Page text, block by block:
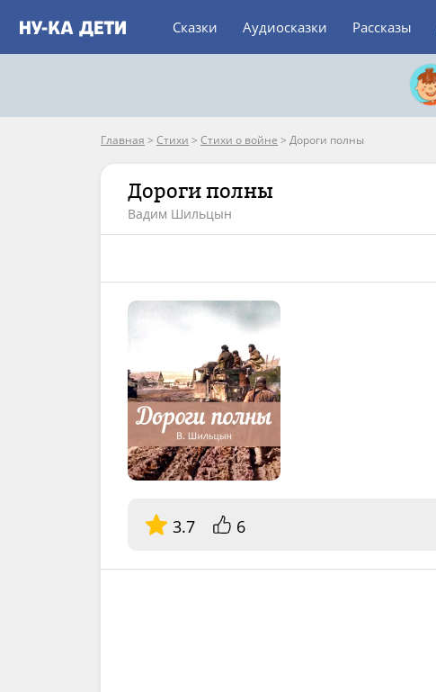
Сказки Аудиосказки Рассказы
Главная > Стихи > Стихи о войне > Дороги полны
Дороги полны
Вадим Шильцын
3.7 6